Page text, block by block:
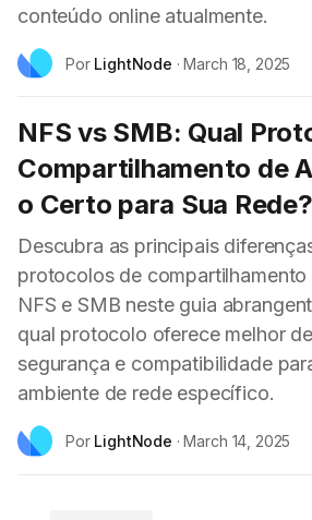
conteúdo online atualmente.
Por LightNode ·March 18, 2025
NFS vs SMB: Qual
Compartilhamento de
o Certo para Sua Rede?
Descubra as principais
protocolos de compartilhamento
NFS e SMB neste guia
qual protocolo oferece melhor
segurança e compatibilidade
ambiente de rede específico.
Por LightNode ·March 14, 2025